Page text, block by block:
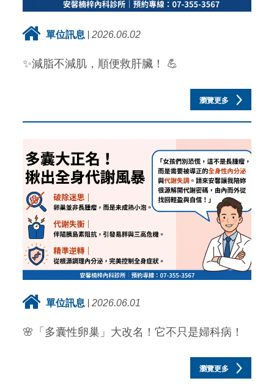
單位訊息 2026.06.02
✨減脂不減肌，順便救肝臟！ 💪
瀏覽更多
單位訊息 2026.06.01
🌸「多囊性卵巢」大改名！它不只是婦科病！
瀏覽更多